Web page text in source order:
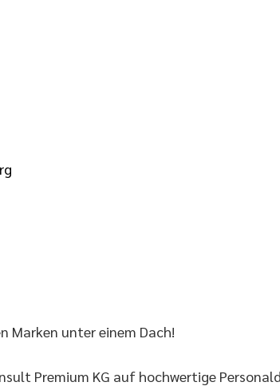
Marken unter einem Dach!
Premium KG auf hochwertige